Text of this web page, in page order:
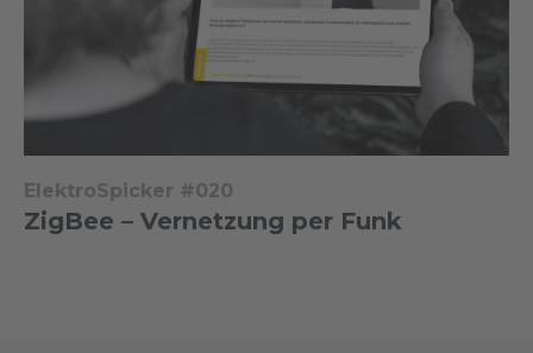
ElektroSpicker #020
ZigBee – Vernetzung per Funk